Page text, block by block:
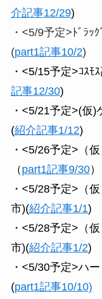
介記事12/29)
・<5/9予定>ﾄﾞﾗｯ
(part1記事10/2)
・<5/15予定>ｺｽﾓ
記事12/30)
・<5/21予定>(仮)
(紹介記事1/12)
・<5/26予定>（
（ part1記事9/30）
・<5/28予定>（
市)(紹介記事1/1)
・<5/28予定>（
市)(紹介記事1/2)
・<5/30予定>ハ
(part1記事10/10)